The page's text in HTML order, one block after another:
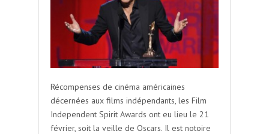
Récompenses de cinéma américaines
décernées aux films indépendants, les Film
Independent Spirit Awards ont eu lieu le 21
février, soit la veille de Oscars. Il est notoire